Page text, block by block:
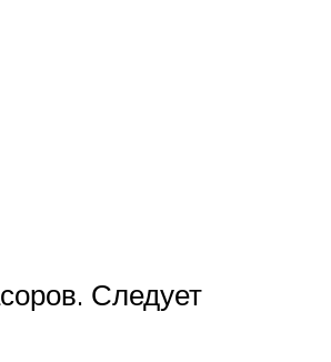
Следует